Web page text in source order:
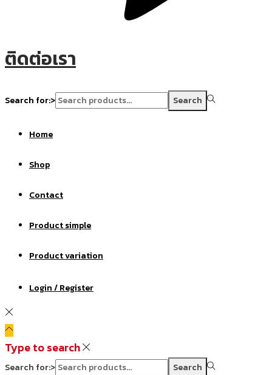
ติดต่อเรา
Search for:> Search
Home
Shop
Contact
Product simple
Product variation
Login / Register
Type to search
Search for:> Search